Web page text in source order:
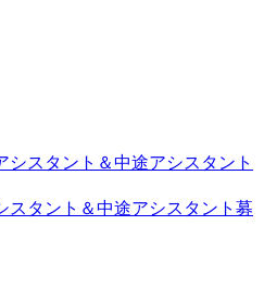
スタント＆中途アシスタント募